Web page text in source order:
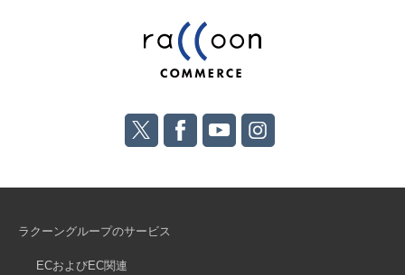
ラクーングループのサービス
ECおよびEC関連